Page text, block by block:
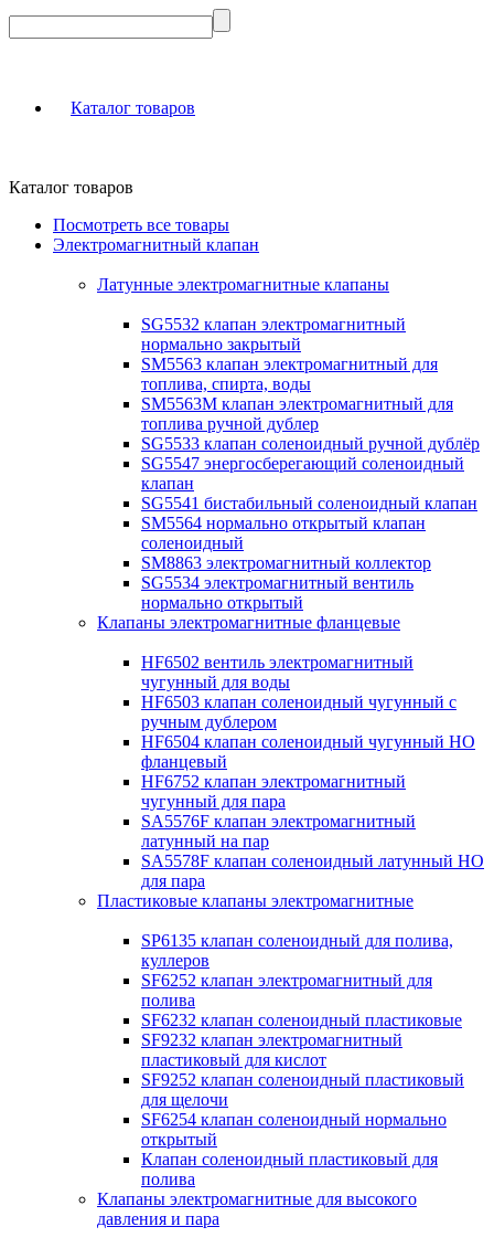
Каталог товаров
Каталог товаров
Посмотреть все товары
Электромагнитный клапан
Латунные электромагнитные клапаны
SG5532 клапан электромагнитный
нормально закрытый
SM5563 клапан электромагнитный для
топлива, спирта, воды
SM5563M клапан электромагнитный для
топлива ручной дублер
SG5533 клапан соленоидный ручной дублёр
SG5547 энергосберегающий соленоидный
клапан
SG5541 бистабильный соленоидный клапан
SM5564 нормально открытый клапан
соленоидный
SM8863 электромагнитный коллектор
SG5534 электромагнитный вентиль
нормально открытый
Клапаны электромагнитные фланцевые
HF6502 вентиль электромагнитный
чугунный для воды
HF6503 клапан соленоидный чугунный с
ручным дублером
HF6504 клапан соленоидный чугунный НО
фланцевый
HF6752 клапан электромагнитный
чугунный для пара
SA5576F клапан электромагнитный
латунный на пар
SA5578F клапан соленоидный латунный НО
для пара
Пластиковые клапаны электромагнитные
SP6135 клапан соленоидный для полива,
куллеров
SF6252 клапан электромагнитный для
полива
SF6232 клапан соленоидный пластиковые
SF9232 клапан электромагнитный
пластиковый для кислот
SF9252 клапан соленоидный пластиковый
для щелочи
SF6254 клапан соленоидный нормально
открытый
Клапан соленоидный пластиковый для
полива
Клапаны электромагнитные для высокого
давления и пара